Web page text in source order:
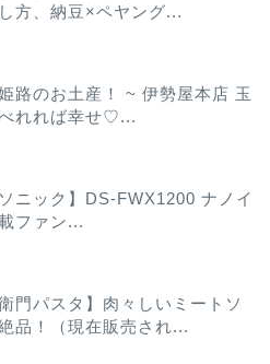
方、納豆×ペヤング...
路のお土産！ ~ 伊勢屋本店 玉
れれば幸せ♡...
ソニック】DS-FWX1200 ナノイ
ファン...
衛門パスタ】肉々しいミートソ
品！（現在販売され...